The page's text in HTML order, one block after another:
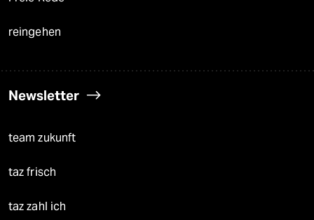
reingehen
Newsletter
team zukunft
taz frisch
taz zahl ich